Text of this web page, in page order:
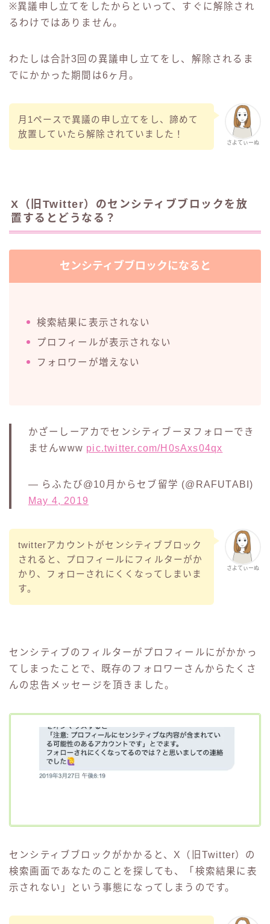
※異議申し立てをしたからといって、すぐに解除され
るわけではありません。
わたしは合計3回の異議申し立てをし、解除されるま
でにかかった期間は6ヶ月。
さよてぃーぬ
月1ペースで異議の申し立てをし、諦めて
放置していたら解除されていました！
X（旧Twitter）のセンシティブブロックを放
置するとどうなる？
センシティブブロックになると
検索結果に表示されない
プロフィールが表示されない
フォロワーが増えない
かざーしーアカでセンシティブーヌフォローでき
ませんwww pic.twitter.com/H0sAxs04qx
— らふたび@10月からセブ留学 (@RAFUTABI)
May 4, 2019
さよてぃーぬ
twitterアカウントがセンシティブブロック
されると、プロフィールにフィルターがか
かり、フォローされにくくなってしまいま
す。
センシティブのフィルターがプロフィールにがかかっ
てしまったことで、既存のフォロワーさんからたくさ
んの忠告メッセージを頂きました。
センシティブブロックがかかると、X（旧Twitter）の
検索画面であなたのことを探しても、「検索結果に表
示されない」という事態になってしまうのです。